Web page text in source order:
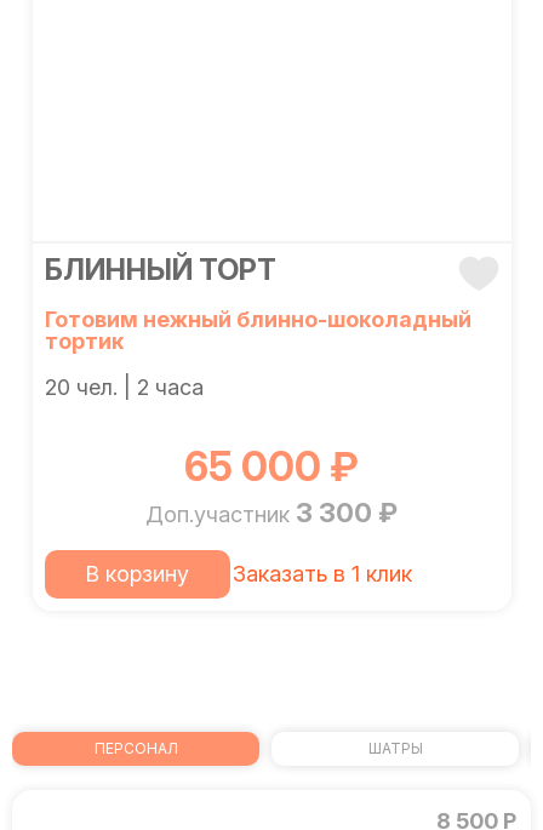
БЛИННЫЙ ТОРТ
Готовим нежный блинно-шоколадный
тортик
20 чел. | 2 часа
65 000 ₽
Доп.участник 3 300 ₽
В корзину Заказать в 1 клик
ПЕРСОНАЛ ШАТРЫ
8 500 Р